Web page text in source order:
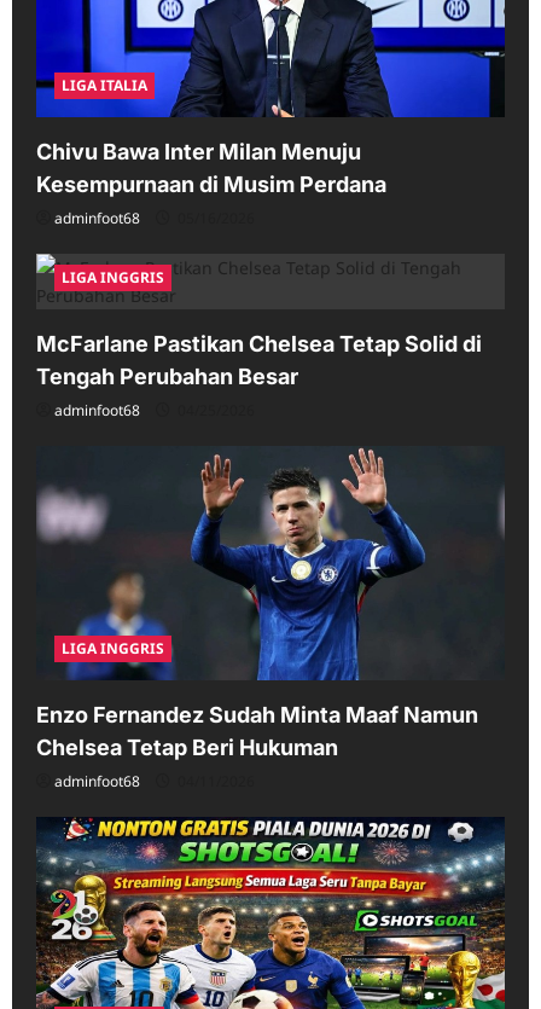
LIGA ITALIA
Chivu Bawa Inter Milan Menuju
Kesempurnaan di Musim Perdana
adminfoot68
LIGA INGGRIS
McFarlane Pastikan Chelsea Tetap Solid di
Tengah Perubahan Besar
adminfoot68
LIGA INGGRIS
Enzo Fernandez Sudah Minta Maaf Namun
Chelsea Tetap Beri Hukuman
adminfoot68